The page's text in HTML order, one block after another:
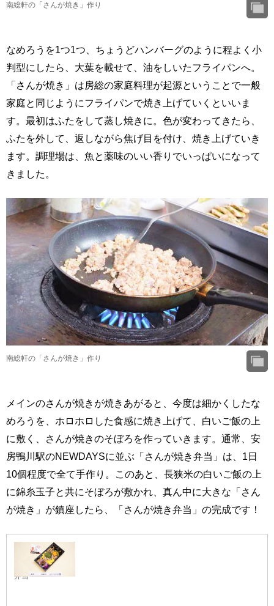
南総軒の「さんが焼き」作り
なめろうを1つ1つ、ちょうどハンバーグのように程よく小
判型にしたら、大葉を載せて、油をしいたフライパンへ。
「さんが焼き」は房総の家庭料理が起源ということで一般
家庭と同じようにフライパンで焼き上げていくといいま
す。最初はふたをして蒸し焼きに。色が変わってきたら、
ふたを外して、返しながら焦げ目を付け、焼き上げていき
ます。調理場は、魚と薬味のいい香りでいっぱいになって
きました。
南総軒の「さんが焼き」作り
メインのさんが焼きが焼きあがると、今度は細かくしたな
めろうを、ホロホロした食感に焼き上げて、白いご飯の上
に敷く、さんが焼きのそぼろを作っていきます。通常、安
房鴨川駅のNEWDAYSに並ぶ「さんが焼き弁当」は、1日
10個程度で全て手作り。このあと、長狭米の白いご飯の上
に錦糸玉子と共にそぼろが敷かれ、真ん中に大きな「さん
が焼き」が鎮座したら、「さんが焼き弁当」の完成です！
さんが焼き
弁当